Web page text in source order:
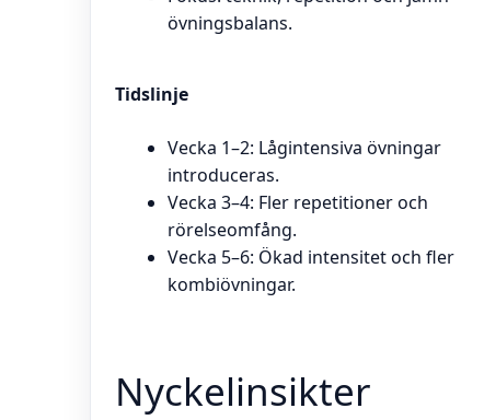
övningsbalans.
Tidslinje
Vecka 1–2: Lågintensiva övningar
introduceras.
Vecka 3–4: Fler repetitioner och
rörelseomfång.
Vecka 5–6: Ökad intensitet och fler
kombiövningar.
Nyckelinsikter